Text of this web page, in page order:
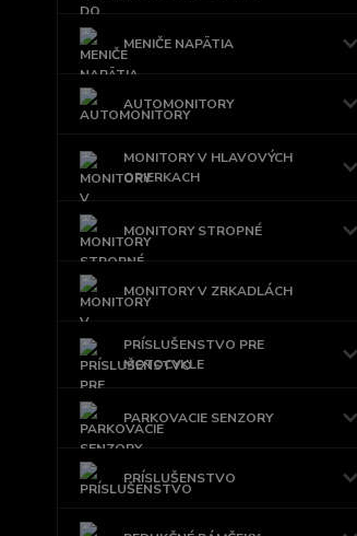
MENIČE NAPÄTIA
AUTOMONITORY
MONITORY V HLAVOVÝCH
OPIERKACH
MONITORY STROPNÉ
MONITORY V ZRKADLÁCH
PRÍSLUŠENSTVO PRE
MOTOCYKLE
PARKOVACIE SENZORY
PRÍSLUŠENSTVO